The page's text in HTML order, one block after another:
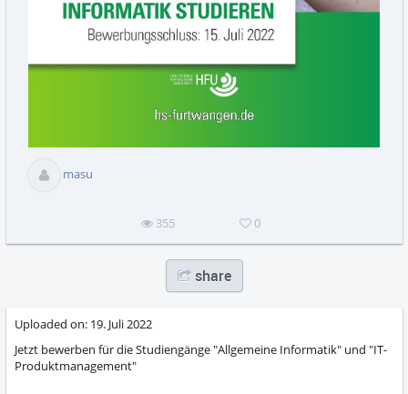
masu
355 0
share
Uploaded on: 19. Juli 2022
Jetzt bewerben für die Studiengänge "Allgemeine Informatik" und "IT-
Produktmanagement"